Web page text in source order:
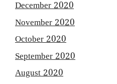
December 2020
November 2020
October 2020
September 2020
August 2020